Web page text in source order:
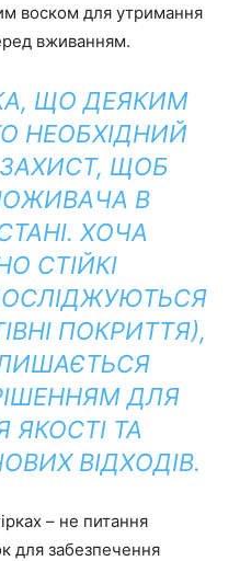
воском для утримання
вживанням.
ЩО ДЕЯКИМ
НЕОБХІДНИЙ
ЩОБ
В
ХОЧА
СТІЙКІ
ПОКРИТТЯ),
ДЛЯ
ЯКОСТІ ТА
ВІДХОДІВ.
– не питання
для забезпечення